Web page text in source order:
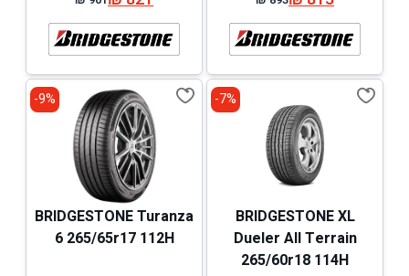
המחיר
המקורי
היה:
₪ 893.
המחיר
הנוכחי
הוא:
₪ 813.
המחיר
המקורי
היה:
₪ 901.
המחיר
הנוכחי
הוא:
₪ 821.
7%-
BRIDGESTONE XL
Dueler All Terrain
265/60r18 114H
9%-
BRIDGESTONE Turanza
6 265/65r17 112H